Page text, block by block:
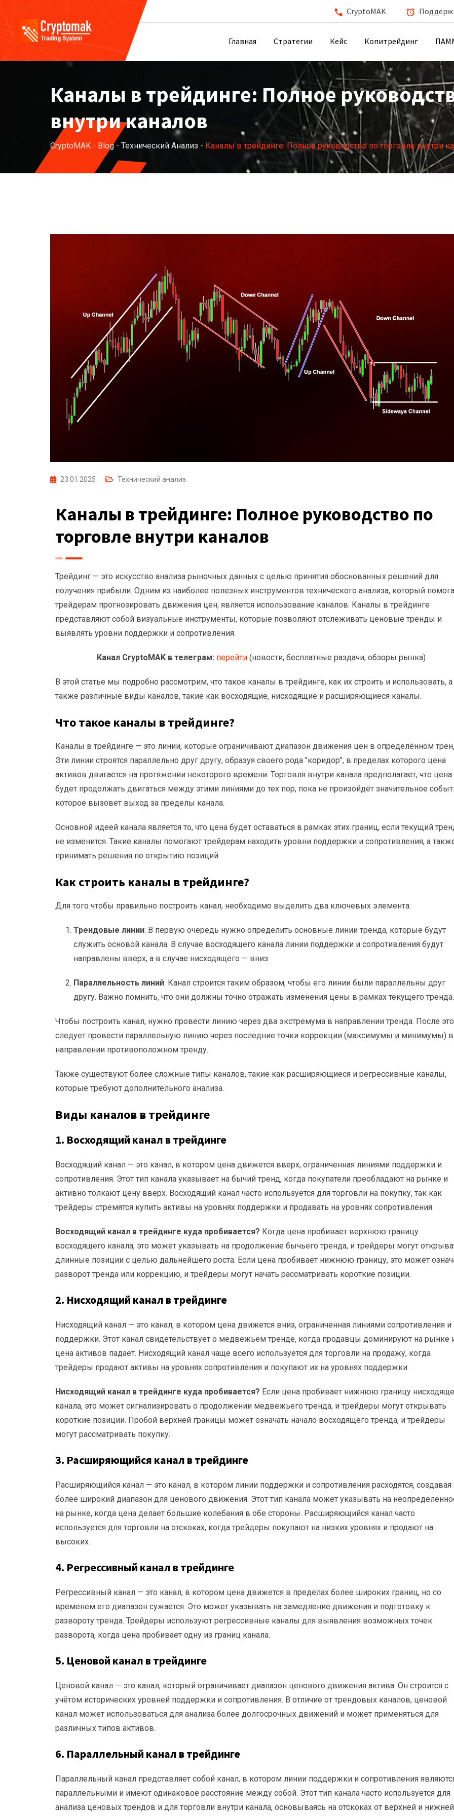
CryptoMAK
Главная Стратегии Кейс Копитрейдинг
Каналы в трейдинге: Полное
внутри каналов
CryptoMAK - Blog- Технический Анализ - Каналы в трейдинге: Полное руководство по торговле внутри
23.01.2025 Технический анализ
Каналы в трейдинге: Полное руководство по
торговле внутри каналов
Трейдинг — это искусство анализа рыночных данных с целью принятия обоснованных решений для
получения прибыли. Одним из наиболее полезных инструментов технического анализа, который
трейдерам прогнозировать движения цен, является использование каналов. Каналы в трейдинге
представляют собой визуальные инструменты, которые позволяют отслеживать ценовые тренды и
выявлять уровни поддержки и сопротивления.
Канал CryptoMAK в телеграм: перейти (новости, бесплатные раздачи, обзоры рынка)
В этой статье мы подробно рассмотрим, что такое каналы в трейдинге, как их строить и использовать, а
также различные виды каналов, такие как восходящие, нисходящие и расширяющиеся каналы.
Что такое каналы в трейдинге?
Каналы в трейдинге — это линии, которые ограничивают диапазон движения цен в определённом
Эти линии строятся параллельно друг другу, образуя своего рода "коридор", в пределах которого цена
активов двигается на протяжении некоторого времени. Торговля внутри канала предполагает, что цена
будет продолжать двигаться между этими линиями до тех пор, пока не произойдёт значительное
которое вызовет выход за пределы канала.
Основной идеей канала является то, что цена будет оставаться в рамках этих границ, если текущий
не изменится. Такие каналы помогают трейдерам находить уровни поддержки и сопротивления, а
принимать решения по открытию позиций.
Как строить каналы в трейдинге?
Для того чтобы правильно построить канал, необходимо выделить два ключевых элемента:
Трендовые линии: В первую очередь нужно определить основные линии тренда, которые будут
служить основой канала. В случае восходящего канала линии поддержки и сопротивления будут
направлены вверх, а в случае нисходящего — вниз.
Параллельность линий: Канал строится таким образом, чтобы его линии были параллельны друг
другу. Важно помнить, что они должны точно отражать изменения цены в рамках текущего тренда.
Чтобы построить канал, нужно провести линию через два экстремума в направлении тренда. После
следует провести параллельную линию через последние точки коррекции (максимумы и минимумы) в
направлении противоположном тренду.
Также существуют более сложные типы каналов, такие как расширяющиеся и регрессивные каналы,
которые требуют дополнительного анализа.
Виды каналов в трейдинге
1. Восходящий канал в трейдинге
Восходящий канал — это канал, в котором цена движется вверх, ограниченная линиями поддержки и
сопротивления. Этот тип канала указывает на бычий тренд, когда покупатели преобладают на рынке и
активно толкают цену вверх. Восходящий канал часто используется для торговли на покупку, так как
трейдеры стремятся купить активы на уровнях поддержки и продавать на уровнях сопротивления.
Восходящий канал в трейдинге куда пробивается? Когда цена пробивает верхнюю границу
восходящего канала, это может указывать на продолжение бычьего тренда, и трейдеры могут
длинные позиции с целью дальнейшего роста. Если цена пробивает нижнюю границу, это может
разворот тренда или коррекцию, и трейдеры могут начать рассматривать короткие позиции.
2. Нисходящий канал в трейдинге
Нисходящий канал — это канал, в котором цена движется вниз, ограниченная линиями сопротивления и
поддержки. Этот канал свидетельствует о медвежьем тренде, когда продавцы доминируют на рынке
цена активов падает. Нисходящий канал чаще всего используется для торговли на продажу, когда
трейдеры продают активы на уровнях сопротивления и покупают их на уровнях поддержки.
Нисходящий канал в трейдинге куда пробивается? Если цена пробивает нижнюю границу
канала, это может сигнализировать о продолжении медвежьего тренда, и трейдеры могут открывать
короткие позиции. Пробой верхней границы может означать начало восходящего тренда, и трейдеры
могут рассматривать покупку.
3. Расширяющийся канал в трейдинге
Расширяющийся канал — это канал, в котором линии поддержки и сопротивления расходятся, создавая
более широкий диапазон для ценового движения. Этот тип канала может указывать на
на рынке, когда цена делает большие колебания в обе стороны. Расширяющийся канал часто
используется для торговли на отскоках, когда трейдеры покупают на низких уровнях и продают на
высоких.
4. Регрессивный канал в трейдинге
Регрессивный канал — это канал, в котором цена движется в пределах более широких границ, но со
временем его диапазон сужается. Это может указывать на замедление движения и подготовку к
развороту тренда. Трейдеры используют регрессивные каналы для выявления возможных точек
разворота, когда цена пробивает одну из границ канала.
5. Ценовой канал в трейдинге
Ценовой канал — это канал, который ограничивает диапазон ценового движения актива. Он строится с
учётом исторических уровней поддержки и сопротивления. В отличие от трендовых каналов, ценовой
канал может использоваться для анализа более долгосрочных движений и может применяться для
различных типов активов.
6. Параллельный канал в трейдинге
Параллельный канал представляет собой канал, в котором линии поддержки и сопротивления
параллельными и имеют одинаковое расстояние между собой. Этот тип канала часто используется для
анализа ценовых трендов и для торговли внутри канала, основываясь на отскоках от верхней и нижней